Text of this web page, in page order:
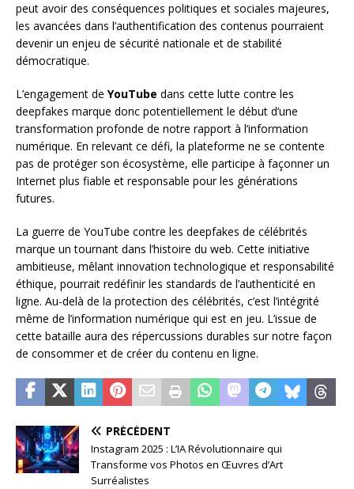
peut avoir des conséquences politiques et sociales majeures,
les avancées dans l’authentification des contenus pourraient
devenir un enjeu de sécurité nationale et de stabilité
démocratique.
L’engagement de YouTube dans cette lutte contre les
deepfakes marque donc potentiellement le début d’une
transformation profonde de notre rapport à l’information
numérique. En relevant ce défi, la plateforme ne se contente
pas de protéger son écosystème, elle participe à façonner un
Internet plus fiable et responsable pour les générations
futures.
La guerre de YouTube contre les deepfakes de célébrités
marque un tournant dans l’histoire du web. Cette initiative
ambitieuse, mêlant innovation technologique et responsabilité
éthique, pourrait redéfinir les standards de l’authenticité en
ligne. Au-delà de la protection des célébrités, c’est l’intégrité
même de l’information numérique qui est en jeu. L’issue de
cette bataille aura des répercussions durables sur notre façon
de consommer et de créer du contenu en ligne.
PRÉCÉDENT
Instagram 2025 : L’IA Révolutionnaire qui
Transforme vos Photos en Œuvres d’Art
Surréalistes